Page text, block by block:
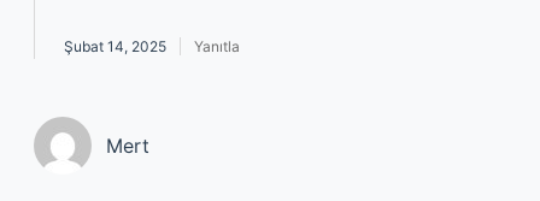
Şubat 14, 2025 Yanıtla
Mert